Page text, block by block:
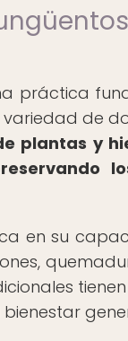
práctica
de
plantas y
en su